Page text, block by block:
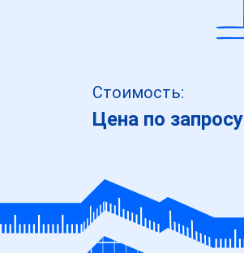
Стоимость:
Цена по запросу